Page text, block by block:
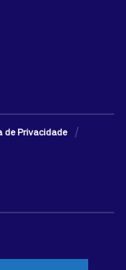
de Privacidade